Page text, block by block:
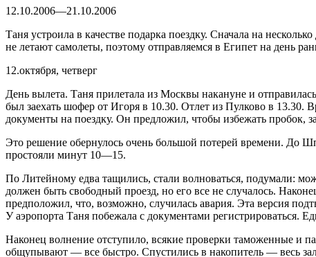
12.10.2006—21.10.2006
Таня устроила в качестве подарка поездку. Сначала на
не летают самолеты, поэтому отправляемся в Египет на день
12.октября, четверг
День вылета. Таня прилетала из Москвы накануне и
был заехать шофер от Игоря в 10.30. Отлет из Пулково в 13.30.
документы на поездку. Он предложил, чтобы избежать пробок,
Это решение обернулось очень большой потерей времени. До
простояли минут 10—15.
По Литейному едва тащились, стали волноваться, подумали:
должен быть свободный проезд, но его все не случалось.
предположил, что, возможно, случилась авария. Эта версия
У аэропорта Таня побежала с документами регистрироваться.
Наконец волнение отступило, всякие проверки таможенные и
общупывают — все быстро. Спустились в накопитель — весь